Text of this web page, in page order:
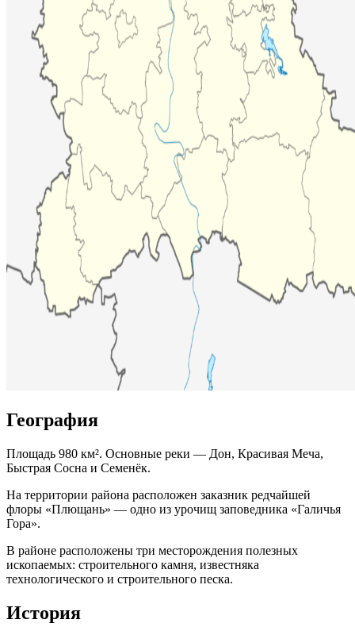
География
Площадь 980 км². Основные реки — Дон, Красивая Меча,
Быстрая Сосна и Семенёк.
На территории района расположен заказник редчайшей
флоры «Плющань» — одно из урочищ заповедника «Галичья
Гора».
В районе расположены три месторождения полезных
ископаемых: строительного камня, известняка
технологического и строительного песка.
История